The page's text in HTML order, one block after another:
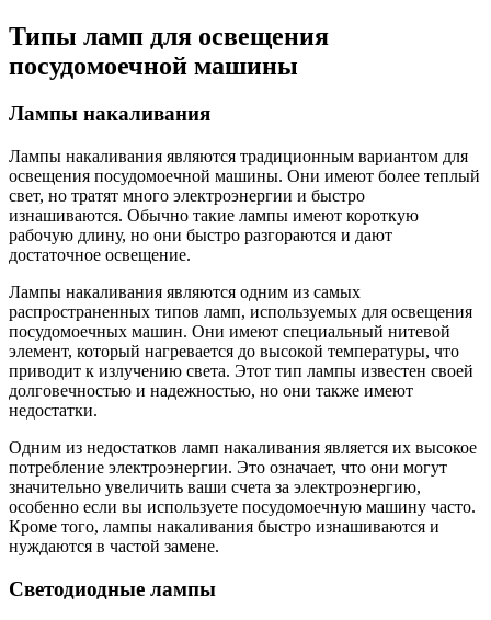
Типы ламп для освещения
посудомоечной машины
Лампы накаливания
Лампы накаливания являются традиционным вариантом для
освещения посудомоечной машины. Они имеют более теплый
свет, но тратят много электроэнергии и быстро
изнашиваются. Обычно такие лампы имеют короткую
рабочую длину, но они быстро разгораются и дают
достаточное освещение.
Лампы накаливания являются одним из самых
распространенных типов ламп, используемых для освещения
посудомоечных машин. Они имеют специальный нитевой
элемент, который нагревается до высокой температуры, что
приводит к излучению света. Этот тип лампы известен своей
долговечностью и надежностью, но они также имеют
недостатки.
Одним из недостатков ламп накаливания является их высокое
потребление электроэнергии. Это означает, что они могут
значительно увеличить ваши счета за электроэнергию,
особенно если вы используете посудомоечную машину часто.
Кроме того, лампы накаливания быстро изнашиваются и
нуждаются в частой замене.
Светодиодные лампы